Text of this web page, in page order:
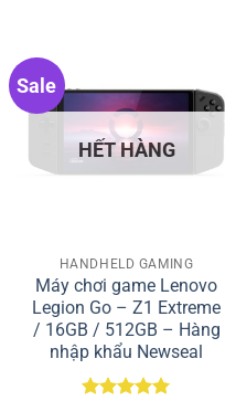
Sale
HẾT HÀNG
HANDHELD GAMING
Máy chơi game Lenovo
Legion Go – Z1 Extreme
/ 16GB / 512GB – Hàng
nhập khẩu Newseal